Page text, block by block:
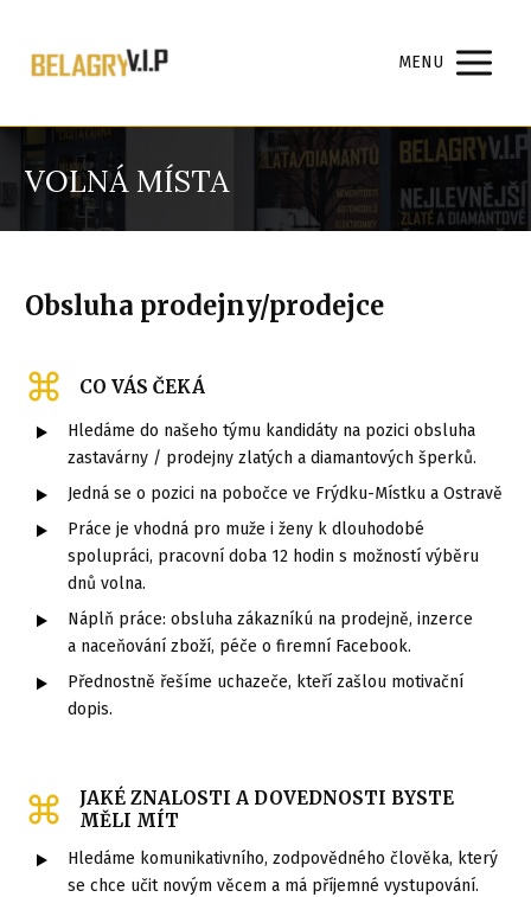
MENU
VOLNÁ MÍSTA
Obsluha prodejny/prodejce
CO VÁS ČEKÁ
Hledáme do našeho týmu kandidáty na pozici obsluha
zastavárny / prodejny zlatých a diamantových šperků.
Jedná se o pozici na pobočce ve Frýdku-Místku a Ostravě
Práce je vhodná pro muže i ženy k dlouhodobé
spolupráci, pracovní doba 12 hodin s možností výběru
dnů volna.
Náplň práce: obsluha zákazníkú na prodejně, inzerce
a naceňování zboží, péče o firemní Facebook.
Přednostně řešíme uchazeče, kteří zašlou motivační
dopis.
JAKÉ ZNALOSTI A DOVEDNOSTI BYSTE
MĚLI MÍT
Hledáme komunikativního, zodpovědného člověka, který
se chce učit novým věcem a má příjemné vystupování.